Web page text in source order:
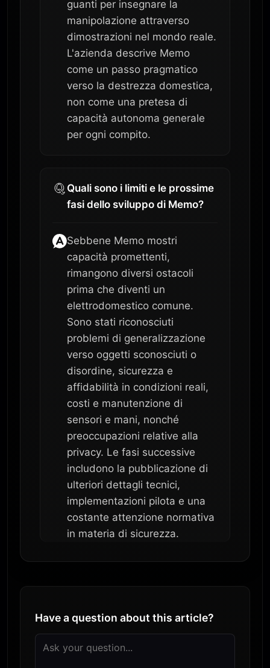
guanti per insegnare la
manipolazione attraverso
dimostrazioni nel mondo reale.
L'azienda descrive Memo
come un passo pragmatico
verso la destrezza domestica,
non come una pretesa di
capacità autonoma generale
per ogni compito.
Quali sono i limiti e le prossime
fasi dello sviluppo di Memo?
Sebbene Memo mostri
capacità promettenti,
rimangono diversi ostacoli
prima che diventi un
elettrodomestico comune.
Sono stati riconosciuti
problemi di generalizzazione
verso oggetti sconosciuti o
disordine, sicurezza e
affidabilità in condizioni reali,
costi e manutenzione di
sensori e mani, nonché
preoccupazioni relative alla
privacy. Le fasi successive
includono la pubblicazione di
ulteriori dettagli tecnici,
implementazioni pilota e una
costante attenzione normativa
in materia di sicurezza.
Have a question about this article?